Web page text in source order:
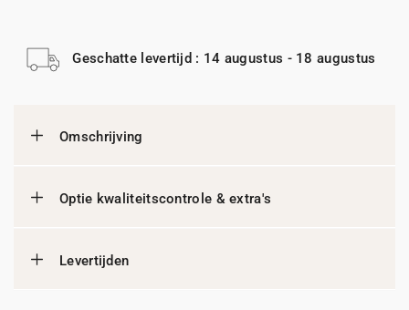
Geschatte levertijd : 14 augustus - 18 augustus
Omschrijving
Optie kwaliteitscontrole & extra's
Levertijden